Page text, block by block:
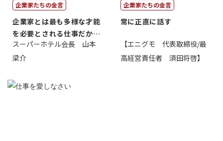
企業家たちの金言
企業家とは最も多様な才能
を必要とされる仕事だから
一番面白い
スーパーホテル会長 山本
梁介
企業家たちの金言
常に正直に話す
【エニグモ 代表取締役/最
高経営責任者 須田将啓】